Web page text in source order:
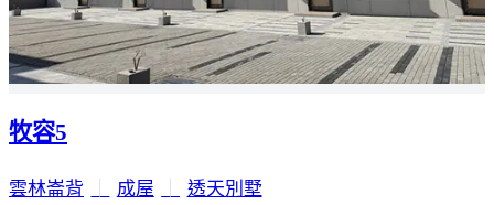
牧容5
雲林崙背 成屋 透天別墅